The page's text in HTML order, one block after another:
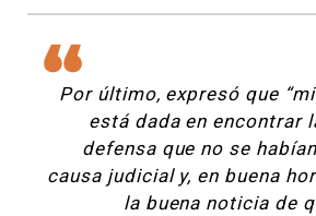
Por último, expresó que
está dada en encontrar
defensa que no se
causa judicial y, en buena
la buena noticia de